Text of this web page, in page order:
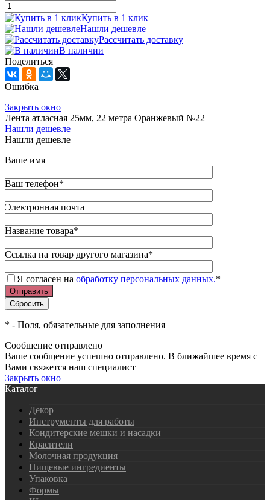
Купить в 1 клик
Нашли дешевле
Рассчитать доставку
В наличии
Поделиться
Ошибка
Закрыть окно
Лента атласная 25мм, 22 метра Оранжевый №22
Нашли дешевле
Нашли дешевле
Ваше имя
Ваш телефон*
Электронная почта
Название товара*
Ссылка на товар другого магазина*
Я согласен на обработку персональных данных.*
* - Поля, обязательные для заполнения
Сообщение отправлено
Ваше сообщение успешно отправлено. В ближайшее время с
Вами свяжется наш специалист
Закрыть окно
Каталог
Декор
Инструменты для работы
Кондитерские мешки и насадки
Красители
Молочная продукция
Пищевые ингредиенты
Упаковка
Формы